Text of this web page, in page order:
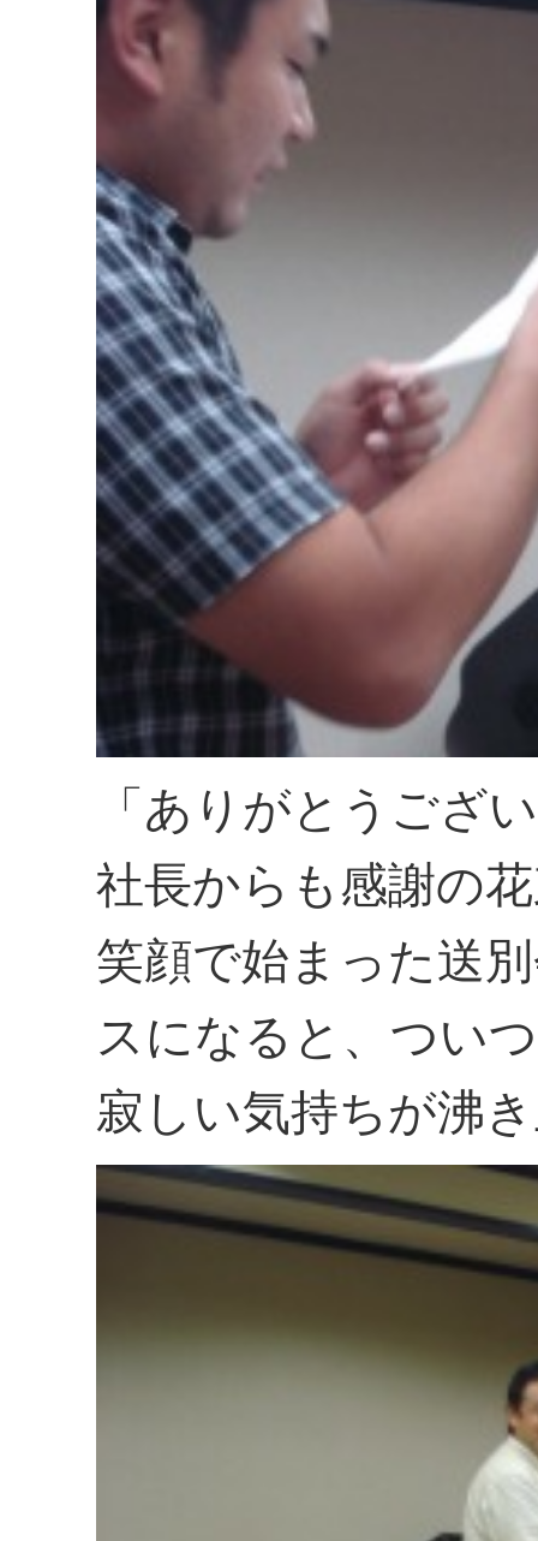
「ありがとうござ
社長からも感謝の
笑顔で始まった送
スになると、つい
寂しい気持ちが沸